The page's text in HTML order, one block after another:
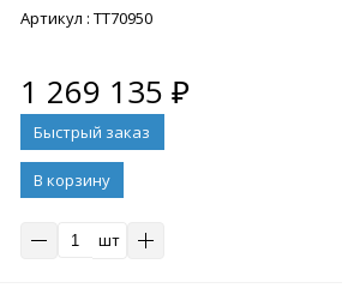
: ТТ70950
1 269 135 ₽
В корзину
шт